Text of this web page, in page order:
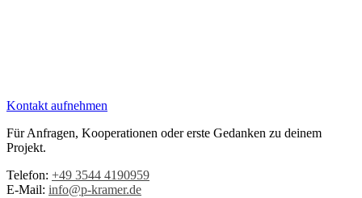
Kontakt aufnehmen
Für Anfragen, Kooperationen oder erste Gedanken zu deinem
Projekt.
Telefon: +49 3544 4190959‬
E-Mail: info@p-kramer.de